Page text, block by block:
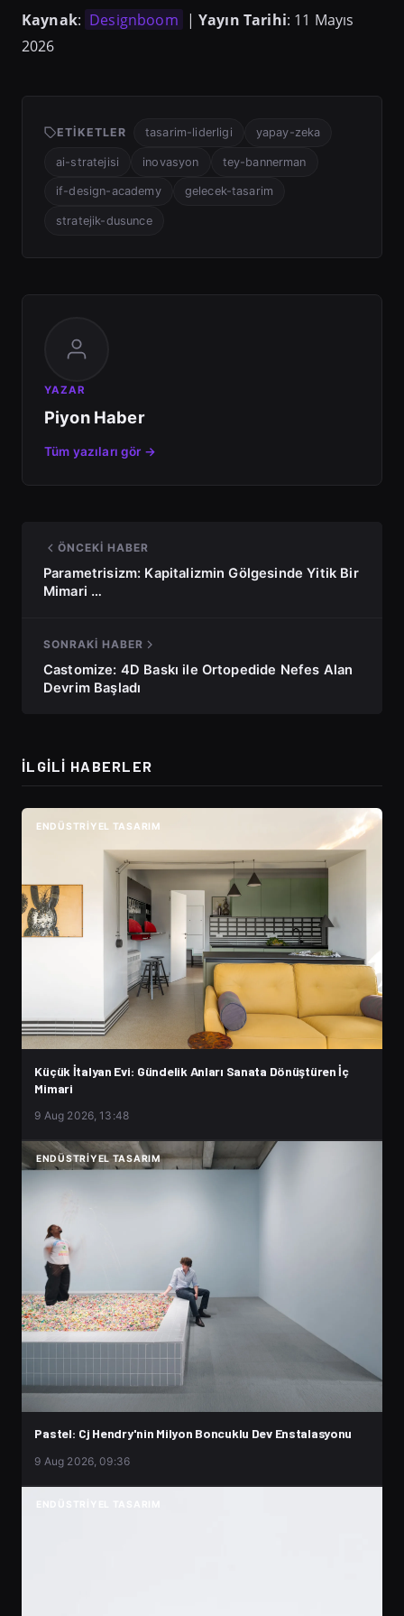
Kaynak: Designboom | Yayın Tarihi: 11 Mayıs
2026
ETIKETLER tasarim-liderligi yapay-zeka
ai-stratejisi inovasyon tey-bannerman
if-design-academy gelecek-tasarim
stratejik-dusunce
YAZAR
Piyon Haber
Tüm yazıları gör →
ÖNCEKI HABER
Parametrisizm: Kapitalizmin Gölgesinde Yitik Bir
Mimari …
SONRAKI HABER
Castomize: 4D Baskı ile Ortopedide Nefes Alan
Devrim Başladı
İLGILI HABERLER
ENDÜSTRIYEL TASARIM
Küçük İtalyan Evi: Gündelik Anları Sanata Dönüştüren İç
Mimari
9 Aug 2026, 13:48
ENDÜSTRIYEL TASARIM
Pastel: Cj Hendry'nin Milyon Boncuklu Dev Enstalasyonu
9 Aug 2026, 09:36
ENDÜSTRIYEL TASARIM